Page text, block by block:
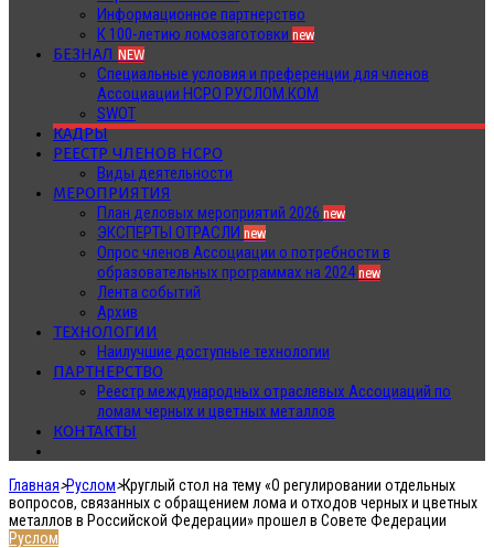
Информационное партнерство
К 100-летию ломозаготовки new
БЕЗНАЛ NEW
Специальные условия и преференции для членов
Ассоциации НСРО РУСЛОМ.КОМ
SWOT
КАДРЫ
РЕЕСТР ЧЛЕНОВ НСРО
Виды деятельности
МЕРОПРИЯТИЯ
План деловых мероприятий 2026 new
ЭКСПЕРТЫ ОТРАСЛИ new
Опрос членов Ассоциации о потребности в
образовательных программах на 2024new
Лента событий
Архив
ТЕХНОЛОГИИ
Наилучшие доступные технологии
ПАРТНЕРСТВО
Реестр международных отраслевых Ассоциаций по
ломам черных и цветных металлов
КОНТАКТЫ
Главная>Руслом>Круглый стол на тему «О регулировании отдельных
вопросов, связанных с обращением лома и отходов черных и цветных
металлов в Российской Федерации» прошел в Совете Федерации
Руслом